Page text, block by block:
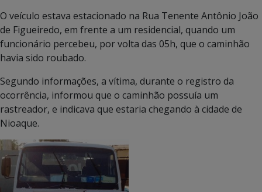
O veículo estava estacionado na Rua Tenente Antônio João
de Figueiredo, em frente a um residencial, quando um
funcionário percebeu, por volta das 05h, que o caminhão
havia sido roubado.
Segundo informações, a vítima, durante o registro da
ocorrência, informou que o caminhão possuía um
rastreador, e indicava que estaria chegando à cidade de
Nioaque.